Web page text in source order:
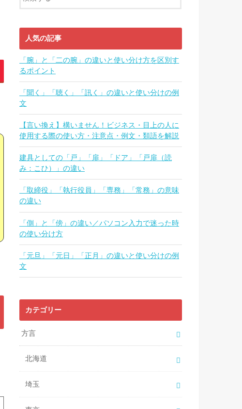
人気の記事
「腕」と「二の腕」の違いと使い分け方を区別す
るポイント
「聞く」「聴く」「訊く」の違いと使い分けの例
文
【言い換え】構いません！ビジネス・目上の人に
使用する際の使い方・注意点・例文・類語を解説
建具としての「戸」「扉」「ドア」「戸扉（読
み：こひ）」の違い
「取締役」「執行役員」「専務」「常務」の意味
の違い
「側」と「傍」の違い／パソコン入力で迷った時
の使い分け方
「元旦」「元日」「正月」の違いと使い分けの例
文
カテゴリー
方言
北海道
埼玉